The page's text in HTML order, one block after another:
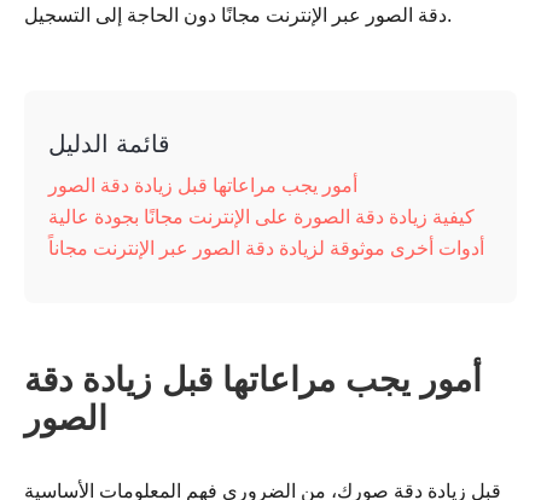
دقة الصور عبر الإنترنت مجانًا دون الحاجة إلى التسجيل.
قائمة الدليل
أمور يجب مراعاتها قبل زيادة دقة الصور
كيفية زيادة دقة الصورة على الإنترنت مجانًا بجودة عالية
أدوات أخرى موثوقة لزيادة دقة الصور عبر الإنترنت مجاناً
أمور يجب مراعاتها قبل زيادة دقة
الصور
قبل زيادة دقة صورك، من الضروري فهم المعلومات الأساسية